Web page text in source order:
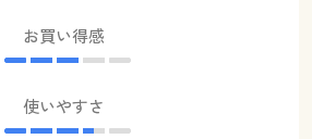
お買い得感
使いやすさ